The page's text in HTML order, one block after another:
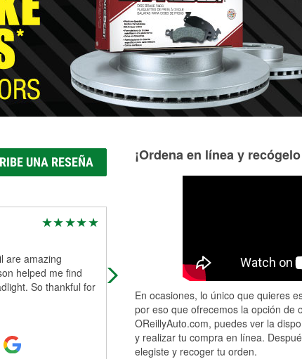
UNA RESEÑA
are amazing
helped me find
So thankful for
In and out staff helpful and fri6
¡Ordena en línea y
En ocasiones, lo único que quieres
por eso que ofrecemos la opción de
OReillyAuto.com, puedes ver la
y realizar tu compra en línea.
elegiste y recoger tu orden.